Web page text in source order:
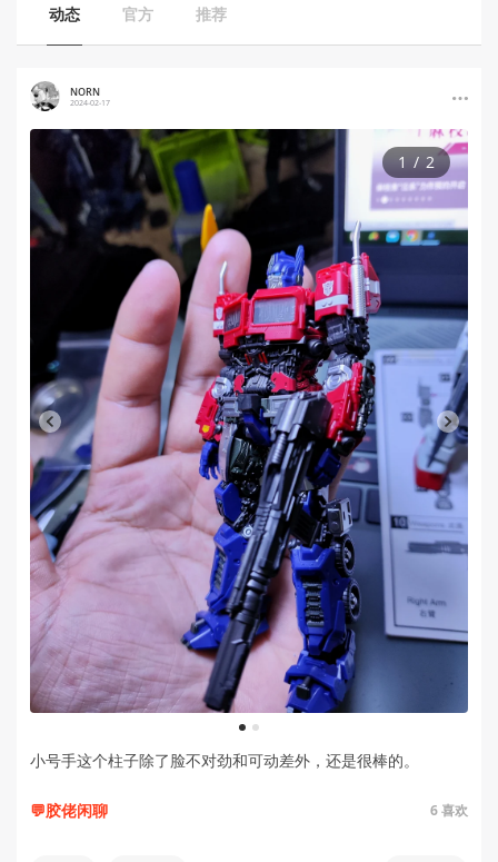
动态 官方 推荐
NORN
2024-02-17
1 2
1 / 2
小号手这个柱子除了脸不对劲和可动差外，还是很棒的。
💬胶佬闲聊 6喜欢